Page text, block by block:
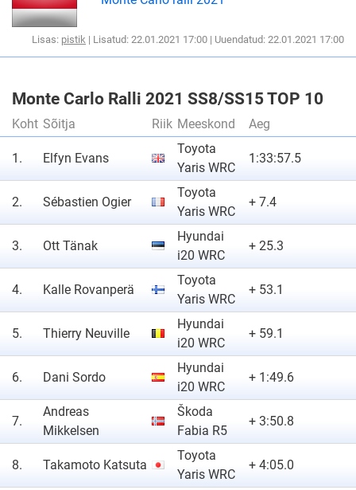
Lisas: pistik | Lisatud: 22.01.2021 17:00 | Uuendatud: 22.01.2021 17:00
Monte Carlo Ralli 2021 SS8/SS15 TOP 10
Koht Sõitja Riik Meeskond Aeg
1. Elfyn Evans
Toyota
Yaris WRC
1:33:57.5
2. Sébastien Ogier
Toyota
Yaris WRC
+ 7.4
3. Ott Tänak
Hyundai
i20 WRC
+ 25.3
4. Kalle Rovanperä
Toyota
Yaris WRC
+ 53.1
5. Thierry Neuville
Hyundai
i20 WRC
+ 59.1
6. Dani Sordo
Hyundai
i20 WRC
+ 1:49.6
7.
Andreas
Mikkelsen
Škoda
Fabia R5
+ 3:50.8
8. Takamoto Katsuta
Toyota
Yaris WRC
+ 4:05.0